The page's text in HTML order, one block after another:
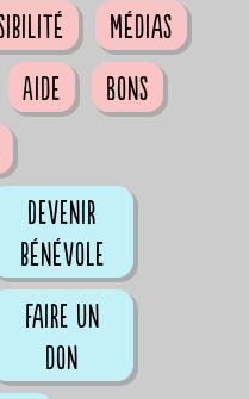
Médias
Aide
Bons
Devenir
bénévole
Faire un
don